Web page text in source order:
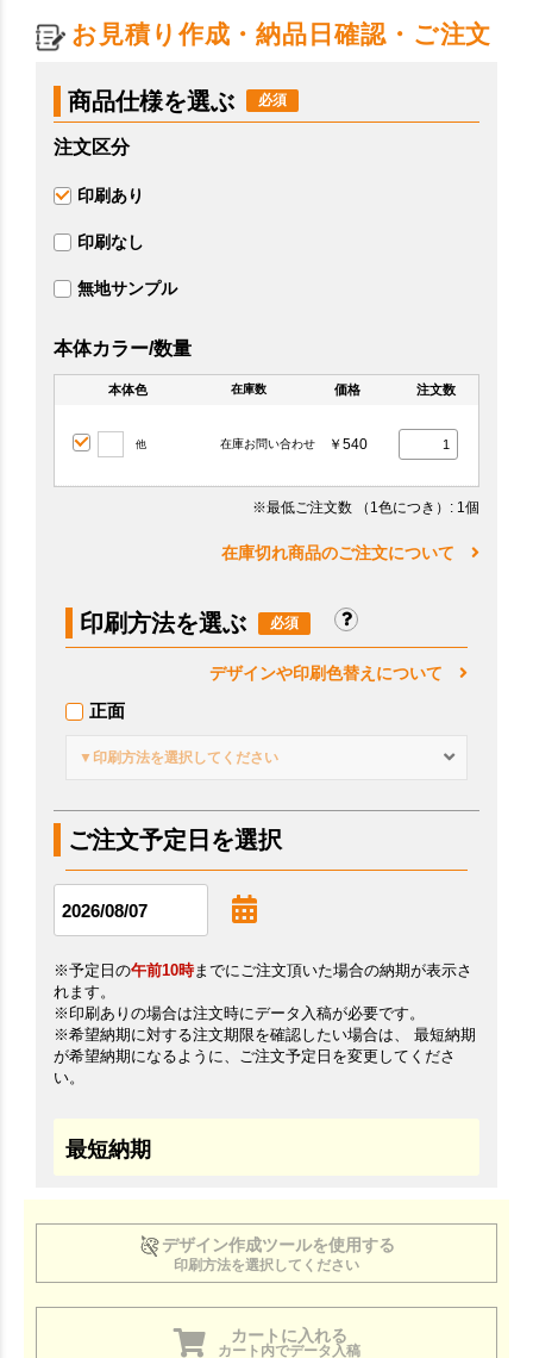
お見積り作成・納品日確認・ご注文
商品仕様を選ぶ
注文区分
印刷あり
印刷なし
無地サンプル
本体カラー/数量
本体色 在庫数 価格 注文数
他 在庫お問い合わせ ￥540
※最低ご注文数 （1色につき） : 1個
在庫切れ商品のご注文について
印刷方法を選ぶ
デザインや印刷色替えについて
正面
▼印刷方法を選択してください
ご注文予定日を選択
※予定日の午前10時までにご注文頂いた場合の納期が表示さ
れます。
※印刷ありの場合は注文時にデータ入稿が必要です。
※希望納期に対する注文期限を確認したい場合は、 最短納期
が希望納期になるように、ご注文予定日を変更してくださ
い。
最短納期
デザイン作成ツールを使用する
印刷方法を選択してください
カートに入れる
カート内でデータ入稿